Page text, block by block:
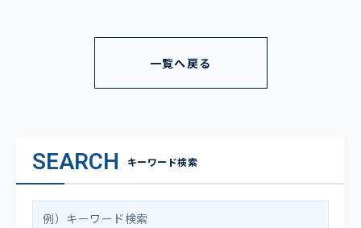
一覧へ戻る
SEARCH キーワード検索